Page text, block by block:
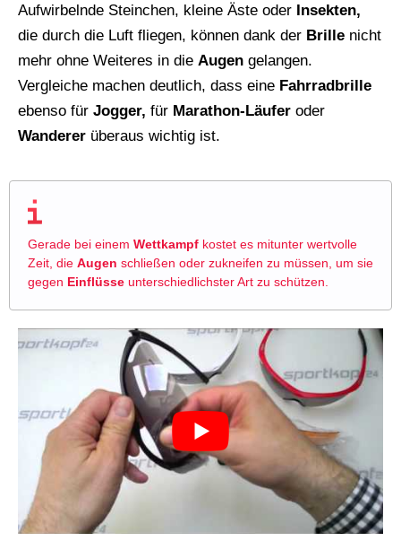
Aufwirbelnde Steinchen, kleine Äste oder Insekten,
die durch die Luft fliegen, können dank der Brille nicht
mehr ohne Weiteres in die Augen gelangen.
Vergleiche machen deutlich, dass eine Fahrradbrille
ebenso für Jogger, für Marathon-Läufer oder
Wanderer überaus wichtig ist.
Gerade bei einem Wettkampf kostet es mitunter wertvolle
Zeit, die Augen schließen oder zukneifen zu müssen, um sie
gegen Einflüsse unterschiedlichster Art zu schützen.